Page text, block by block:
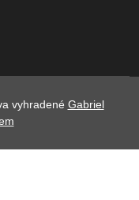
vyhradené Gabriel